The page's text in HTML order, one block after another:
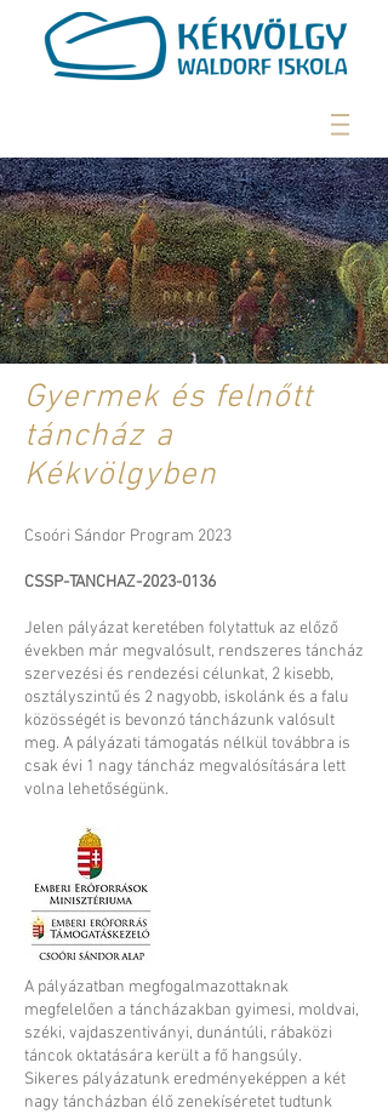
Gyermek és felnőtt
táncház a
Kékvölgyben
Csoóri Sándor Program 2023
CSSP-TANCHAZ-2023-0136
Jelen pályázat keretében folytattuk az előző
években már megvalósult, rendszeres táncház
szervezési és rendezési célunkat, 2 kisebb,
osztályszintű és 2 nagyobb, iskolánk és a falu
közösségét is bevonzó táncházunk valósult
meg. A pályázati támogatás nélkül továbbra is
csak évi 1 nagy táncház megvalósítására lett
volna lehetőségünk.
A pályázatban megfogalmazottaknak
megfelelően a táncházakban gyimesi, moldvai,
széki, vajdaszentiványi, dunántúli, rábaközi
táncok oktatására került a fő hangsúly.
Sikeres pályázatunk eredményeképpen a két
nagy táncházban élő zenekíséretet tudtunk